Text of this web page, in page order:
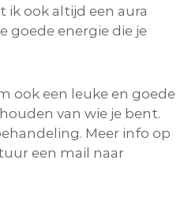
ik ook altijd een aura
goede energie die je
ook een leuke en goede
van wie je bent.
Meer info op
een mail naar